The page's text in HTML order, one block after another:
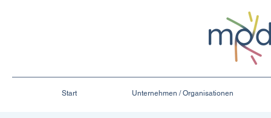
Start Unternehmen / Organisationen